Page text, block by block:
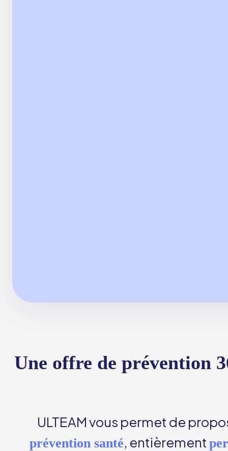
Une offre de prévention
ULTEAM vous permet de
prévention santé, entièrement